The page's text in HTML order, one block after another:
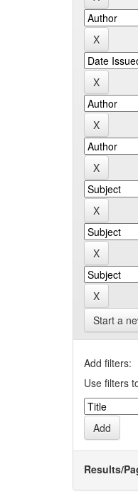
Start a
Add filters:
Use filters
Results/